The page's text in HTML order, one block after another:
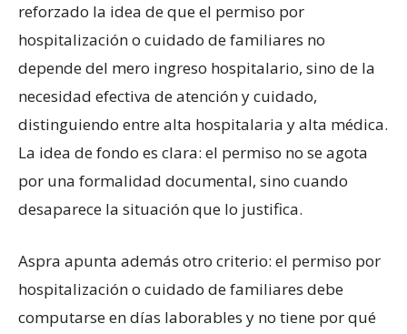
reforzado la idea de que el permiso por
hospitalización o cuidado de familiares no
depende del mero ingreso hospitalario, sino de la
necesidad efectiva de atención y cuidado,
distinguiendo entre alta hospitalaria y alta médica.
La idea de fondo es clara: el permiso no se agota
por una formalidad documental, sino cuando
desaparece la situación que lo justifica.
Aspra apunta además otro criterio: el permiso por
hospitalización o cuidado de familiares debe
computarse en días laborables y no tiene por qué